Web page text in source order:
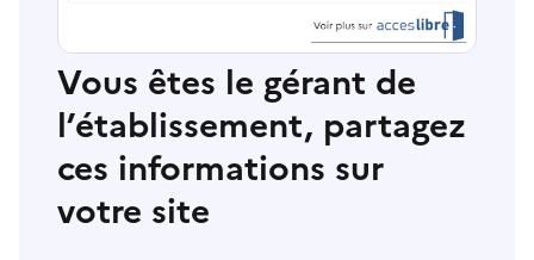
Vous êtes le gérant de
l’établissement, partagez
ces informations sur
votre site